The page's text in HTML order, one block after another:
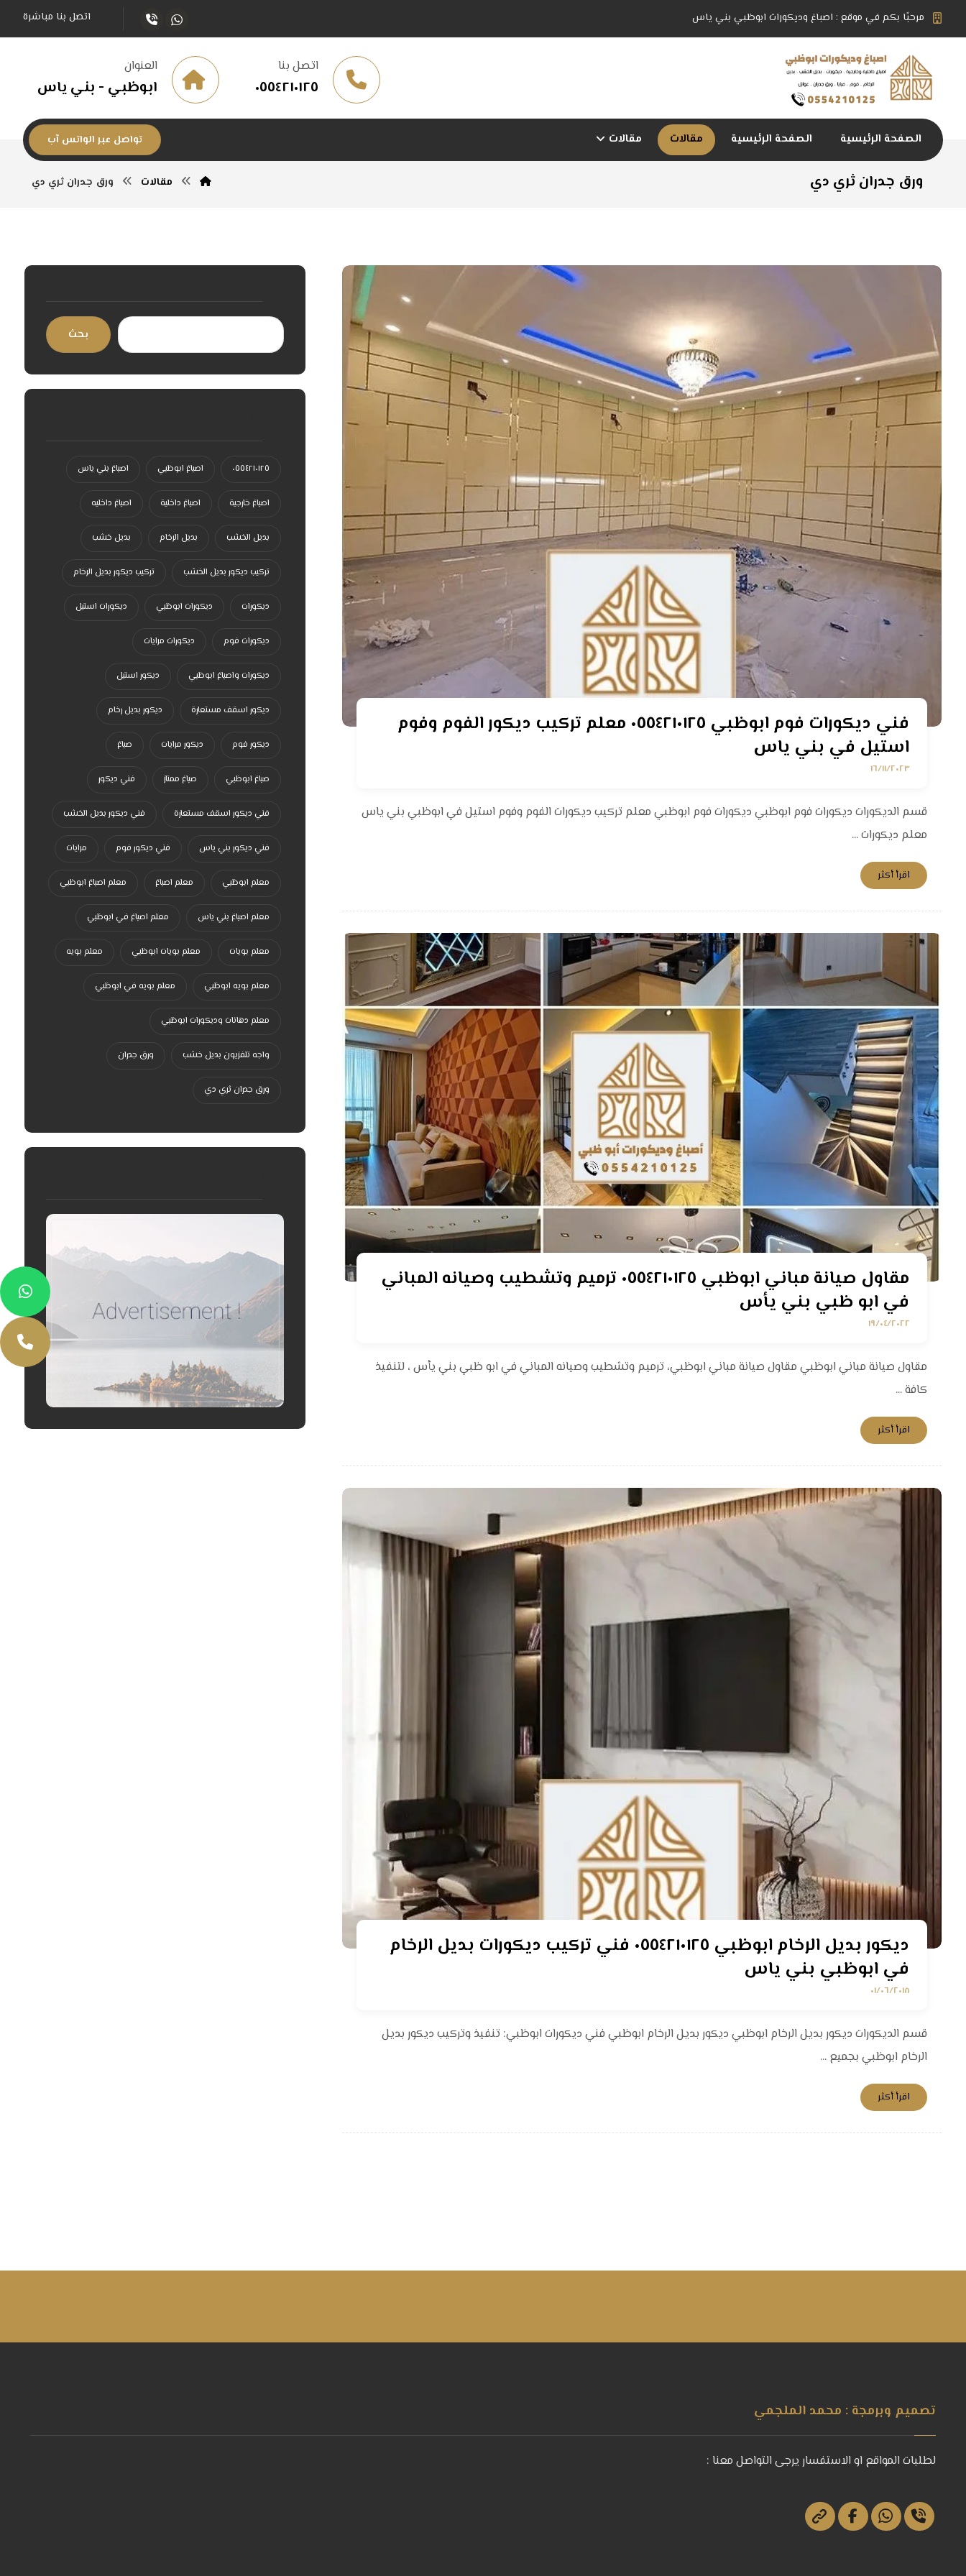
مرحبًا بكم في موقع : اصباغ وديكورات ابوظبي بني ياس اتصل بنا مباشرة
العنوان
ابوظبي - بني ياس
اتصل بنا
٠٥٥٤٢١٠١٢٥
الصفحة الرئيسية الصفحة الرئيسية مقالات مقالات تواصل عبر الواتس آب
ورق جدران ثري دي مقالات ورق جدران ثري دي
فني ديكورات فوم ابوظبي ٠٥٥٤٢١٠١٢٥ معلم تركيب ديكور الفوم وفوم
استيل في بني ياس
١٦/١١/٢٠٢٣
قسم الديكورات ديكورات فوم ابوظبي ديكورات فوم ابوظبي معلم تركيب ديكورات الفوم وفوم استيل في ابوظبي بني ياس
معلم ديكورات ...
اقرأ أكثر
مقاول صيانة مباني ابوظبي ٠٥٥٤٢١٠١٢٥ ترميم وتشطيب وصيانه المباني
في ابو ظبي بني يأس
١٩/٠٤/٢٠٢٢
مقاول صيانة مباني ابوظبي مقاول صيانة مباني ابوظبي، ترميم وتشطيب وصيانه المباني في ابو ظبي بني يأس ، لتنفيذ
كافة ...
اقرأ أكثر
ديكور بديل الرخام ابوظبي ٠٥٥٤٢١٠١٢٥ فني تركيب ديكورات بديل الرخام
في ابوظبي بني ياس
٠١/٠٦/٢٠١٨
قسم الديكورات ديكور بديل الرخام ابوظبي ديكور بديل الرخام ابوظبي فني ديكورات ابوظبي: تنفيذ وتركيب ديكور بديل
الرخام ابوظبي بجميع ...
اقرأ أكثر
بحث
٠٥٥٤٢١٠١٢٥ اصباغ ابوظبي اصباغ بني ياس
اصباغ خارجية اصباغ داخلية اصباغ داخليه
بديل الخشب بديل الرخام بديل خشب
تركيب ديكور بديل الخشب تركيب ديكور بديل الرخام
ديكورات ديكورات ابوظبي ديكورات استيل
ديكورات فوم ديكورات مرايات
ديكورات واصباغ ابوظبي ديكور استيل
ديكور اسقف مستعارة ديكور بديل رخام
ديكور فوم ديكور مرايات صباغ
صباغ ابوظبي صباغ ممتاز فني ديكور
فني ديكور اسقف مستعارة فني ديكور بديل الخشب
فني ديكور بني ياس فني ديكور فوم مرايات
معلم ابوظبي معلم اصباغ معلم اصباغ ابوظبي
معلم اصباغ بني ياس معلم اصباغ في ابوظبي
معلم بويات معلم بويات ابوظبي معلم بويه
معلم بويه ابوظبي معلم بويه في ابوظبي
معلم دهانات وديكورات ابوظبي
واجه تلفزيون بديل خشب ورق جدران
ورق جدران ثري دي
تصميم وبرمجة : محمد الملجمي
لطلبات المواقع او الاستفسار يرجى التواصل معنا :